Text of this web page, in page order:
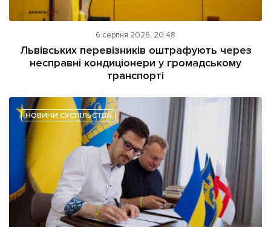
6 серпня 2026, 20:48
Львівських перевізників оштрафують через
несправні кондиціонери у громадському
транспорті
НОВИНИ СУСПІЛЬСТВА